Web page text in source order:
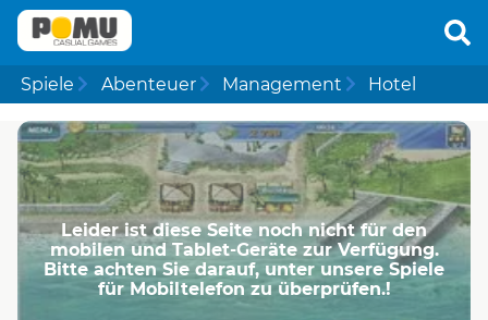
Spiele Abenteuer Management Hotel
Leider ist diese Seite noch nicht für den
mobilen und Tablet-Geräte zur Verfügung.
Bitte achten Sie darauf, unter unsere Spiele
für Mobiltelefon zu überprüfen.!